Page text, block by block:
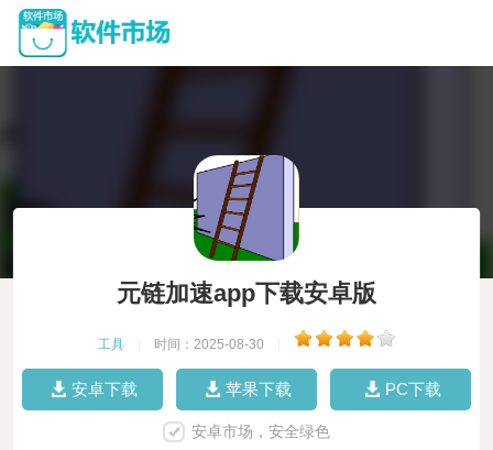
元链加速app下载安卓版
工具 时间：2025-08-30
安卓下载 苹果下载 PC下载
安卓市场，安全绿色